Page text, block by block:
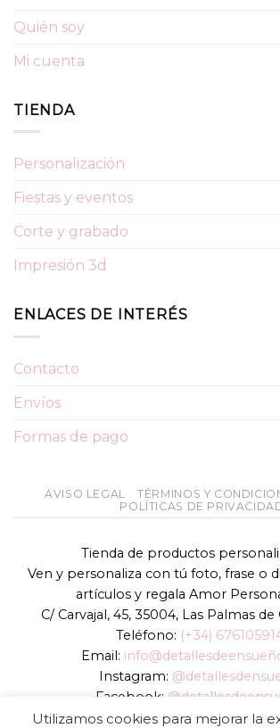
Quién soy
Mi cuenta
TIENDA
Personalización
Fiestas y eventos
Corte y grabado
Impresión 3d
ENLACES DE INTERÉS
Contacto
Envíos
Formas de pago
AVISO LEGAL
TÉRMINOS Y
POLÍTICAS DE
Tienda de productos
Ven y personaliza con tú foto, frase o
artículos y regala Amor
C/ Carvajal, 45, 35004, Las Palmas de
Teléfono: (+34)
Email:
Instagram:
Facebook:
TikTok:
Utilizamos cookies para mejorar la